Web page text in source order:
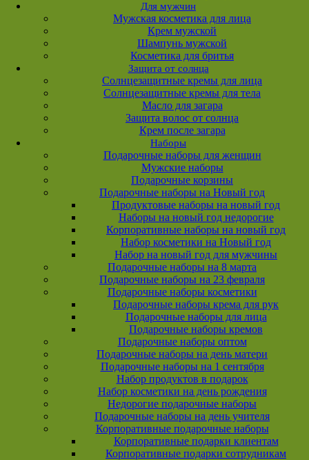
Для мужчин
Мужская косметика для лица
Крем мужской
Шампунь мужской
Косметика для бритья
Защита от солнца
Солнцезащитные кремы для лица
Солнцезащитные кремы для тела
Масло для загара
Защита волос от солнца
Крем после загара
Наборы
Подарочные наборы для женщин
Мужские наборы
Подарочные корзины
Подарочные наборы на Новый год
Продуктовые наборы на новый год
Наборы на новый год недорогие
Корпоративные наборы на новый год
Набор косметики на Новый год
Набор на новый год для мужчины
Подарочные наборы на 8 марта
Подарочные наборы на 23 февраля
Подарочные наборы косметики
Подарочные наборы крема для рук
Подарочные наборы для лица
Подарочные наборы кремов
Подарочные наборы оптом
Подарочные наборы на день матери
Подарочные наборы на 1 сентября
Набор продуктов в подарок
Набор косметики на день рождения
Недорогие подарочные наборы
Подарочные наборы на день учителя
Корпоративные подарочные наборы
Корпоративные подарки клиентам
Корпоративные подарки сотрудникам